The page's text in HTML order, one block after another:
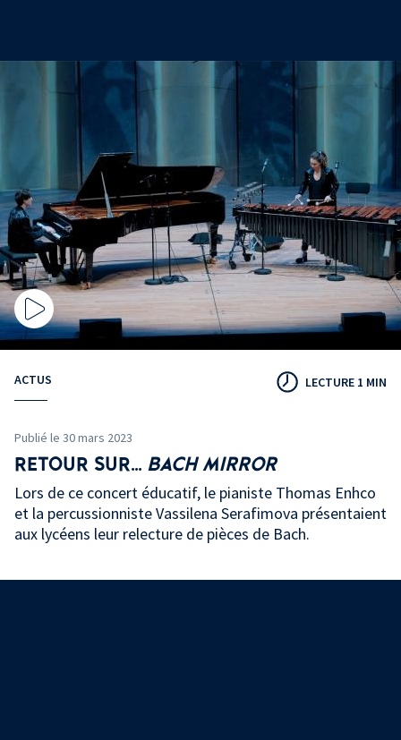
ACTUS LECTURE 1 MIN
Publié le 30 mars 2023
RETOUR SUR... BACH MIRROR
Lors de ce concert éducatif, le pianiste Thomas Enhco
et la percussionniste Vassilena Serafimova présentaient
aux lycéens leur relecture de pièces de Bach.